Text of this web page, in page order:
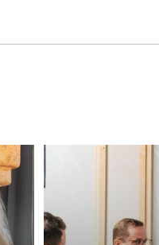
hallituksesi
kumileimasin
vai
todellinen